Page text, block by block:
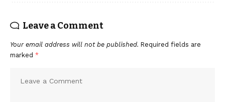
Leave a Comment
Your email address will not be published. Required fields are
marked *